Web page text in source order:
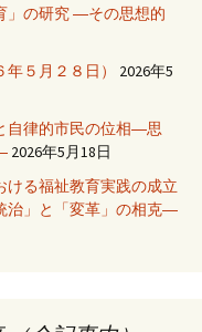
の研究 ―その思想的
５月２８日）
2026年5
自律的市民の位相―思
2026年5月18日
る福祉教育実践の成立
治」と「変革」の相克―